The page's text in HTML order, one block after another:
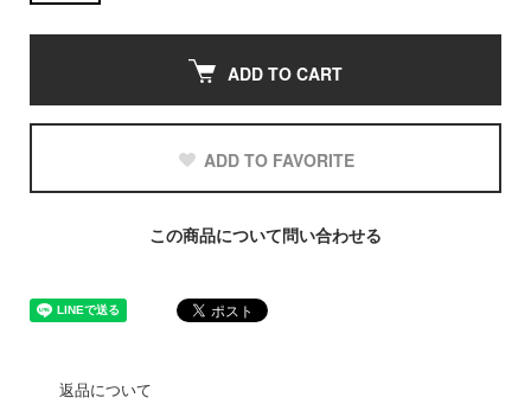
ADD TO CART
ADD TO FAVORITE
この商品について問い合わせる
返品について